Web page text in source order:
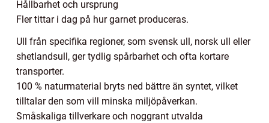
Hållbarhet och ursprung
Fler tittar i dag på hur garnet produceras.
Ull från specifika regioner, som svensk ull, norsk ull eller
shetlandsull, ger tydlig spårbarhet och ofta kortare
transporter.
100 % naturmaterial bryts ned bättre än syntet, vilket
tilltalar den som vill minska miljöpåverkan.
Småskaliga tillverkare och noggrant utvalda